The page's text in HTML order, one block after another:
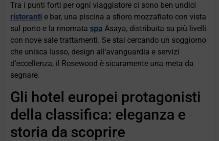
Tra i punti forti per ogni viaggiatore ci sono ben undici
ristoranti e bar, una piscina a sfioro mozzafiato con vista
sul porto e la rinomataspa Asaya, distribuita su più livelli
con nove sale trattamenti. Se stai cercando un soggiorno
che unisca lusso, design all'avanguardia e servizi
d'eccellenza, il Rosewood è sicuramente una meta da
segnare.
Gli hotel europei protagonisti
della classifica: eleganza e
storia da scoprire